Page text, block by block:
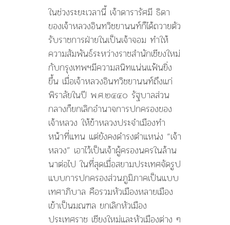
ในช่วงระยะเวลานี้ เจ้าดารารัศมี ธิดา
ของเจ้าหลวงอินทวิชยานนท์ก็ได้ถวายตัว
รับราชการฝ่ายในเป็นเจ้าจอม ทำให้
ความสัมพันธ์ระหว่างราชสำนักเชียงใหม่
กับกรุงเทพฯมีความสนิทแน่นแฟ้นยิ่ง
ขึ้น เมื่อเจ้าหลวงอินทวิชยานนท์ถึงแก่
พิราลัยในปี พ.ศ.๒๔๔๐ รัฐบาลส่วน
กลางก็ยกเลิกอำนาจการปกครองของ
เจ้าหลวง ให้ข้าหลวงประจำเมืองทำ
หน้าที่แทน แต่ยังคงดำรงตำแหน่ง “เจ้า
หลวง” เอาไว้เป็นเจ้าผู้ครองนครในล้าน
นาต่อไป ในที่สุดเมื่อสยามประเทศจัดรูป
แบบการปกครองส่วนภูมิภาคเป็นแบบ
เทศาภิบาล คือรวมหัวเมืองหลายเมือง
เข้าเป็นมณฑล ยกเลิกหัวเมือง
ประเทศราช เชียงใหม่และหัวเมืองต่าง ๆ